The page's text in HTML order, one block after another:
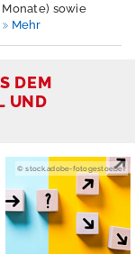
sowie
Mehr
DEM
UND
© stock.adobe-fotogestoeber